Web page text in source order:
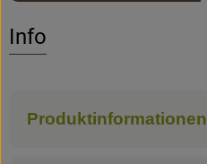
Info
Produktinformationen